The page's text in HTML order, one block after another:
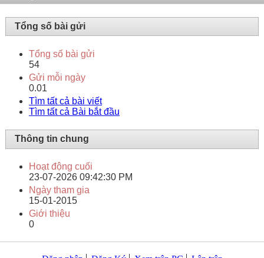
Tổng số bài gửi
Tổng số bài gửi
54
Gửi mỗi ngày
0.01
Tìm tất cả bài viết
Tìm tất cả Bài bắt đầu
Thông tin chung
Hoạt động cuối
23-07-2026 09:42:30 PM
Ngày tham gia
15-01-2015
Giới thiệu
0